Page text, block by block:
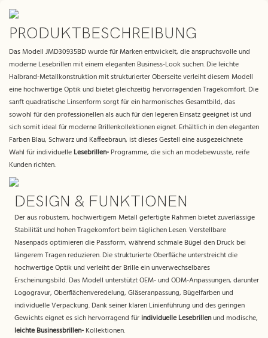
PRODUKTBESCHREIBUNG
Das Modell JMD30935BD wurde für Marken entwickelt, die anspruchsvolle und
moderne Lesebrillen mit einem eleganten Business-Look suchen. Die leichte
Halbrand-Metallkonstruktion mit strukturierter Oberseite verleiht diesem Modell
eine hochwertige Optik und bietet gleichzeitig hervorragenden Tragekomfort. Die
sanft quadratische Linsenform sorgt für ein harmonisches Gesamtbild, das
sowohl für den professionellen als auch für den legeren Einsatz geeignet ist und
sich somit ideal für moderne Brillenkollektionen eignet. Erhältlich in den eleganten
Farben Blau, Schwarz und Kaffeebraun, ist dieses Gestell eine ausgezeichnete
Wahl für individuelle Lesebrillen- Programme, die sich an modebewusste, reife
Kunden richten.
DESIGN & FUNKTIONEN
Der aus robustem, hochwertigem Metall gefertigte Rahmen bietet zuverlässige
Stabilität und hohen Tragekomfort beim täglichen Lesen. Verstellbare
Nasenpads optimieren die Passform, während schmale Bügel den Druck bei
längerem Tragen reduzieren. Die strukturierte Oberfläche unterstreicht die
hochwertige Optik und verleiht der Brille ein unverwechselbares
Erscheinungsbild. Das Modell unterstützt OEM- und ODM-Anpassungen, darunter
Logogravur, Oberflächenveredelung, Gläseranpassung, Bügelfarben und
individuelle Verpackung. Dank seiner klaren Linienführung und des geringen
Gewichts eignet es sich hervorragend für individuelle Lesebrillenund modische,
leichte Businessbrillen-Kollektionen.